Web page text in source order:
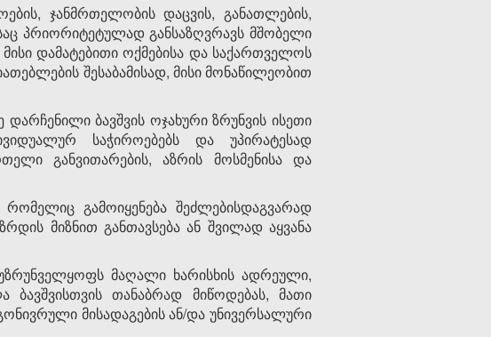
ჯანმრთელობის დაცვის, განათლების,
პრიორიტეტულად განსაზღვრავს მშობელი
დამატებითი ოქმებისა და საქართველოს
შესაბამისად, მისი მონაწილეობით
ბავშვის ოჯახური ზრუნვის ისეთი
საჭიროებებს და უპირატესად
განვითარების, აზრის მოსმენისა და
გამოიყენება შეძლებისდაგვარად
მიზნით განთავსება ან შვილად აყვანა
მაღალი ხარისხის ადრეული,
თანაბრად მიწოდებას, მათი
მისადაგების ან/და უნივერსალური